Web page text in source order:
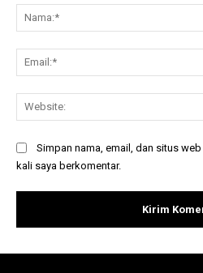
Simpan nama, email, dan situs
kali saya berkomentar.